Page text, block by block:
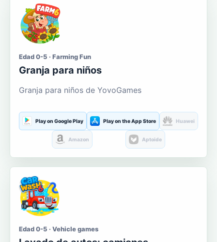
Edad 0-5 · Farming Fun
Granja para niños
Granja para niños de YovoGames
Play on Google Play Play on the App Store Huawei
Amazon Aptoide
Edad 0-5 · Vehicle games